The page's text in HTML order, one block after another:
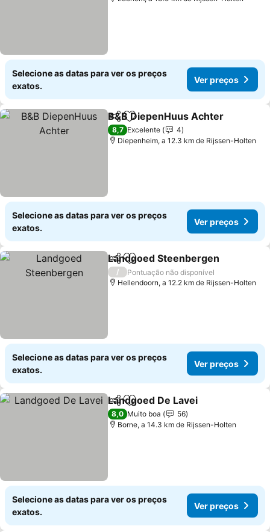
Selecione as datas para ver os preços
exatos.
Ver preços
PartilharAdicionar aos favoritos
B&B DiepenHuus Achter
8,7 Excelente
4
Diepenheim, a 12.3 km de Rijssen-Holten
Selecione as datas para ver os preços
exatos.
Ver preços
PartilharAdicionar aos favoritos
Landgoed Steenbergen
/
Pontuação não disponível
Hellendoorn, a 12.2 km de Rijssen-Holten
Selecione as datas para ver os preços
exatos.
Ver preços
PartilharAdicionar aos favoritos
Landgoed De Lavei
8,0 Muito boa
56
Borne, a 14.3 km de Rijssen-Holten
Selecione as datas para ver os preços
exatos.
Ver preços